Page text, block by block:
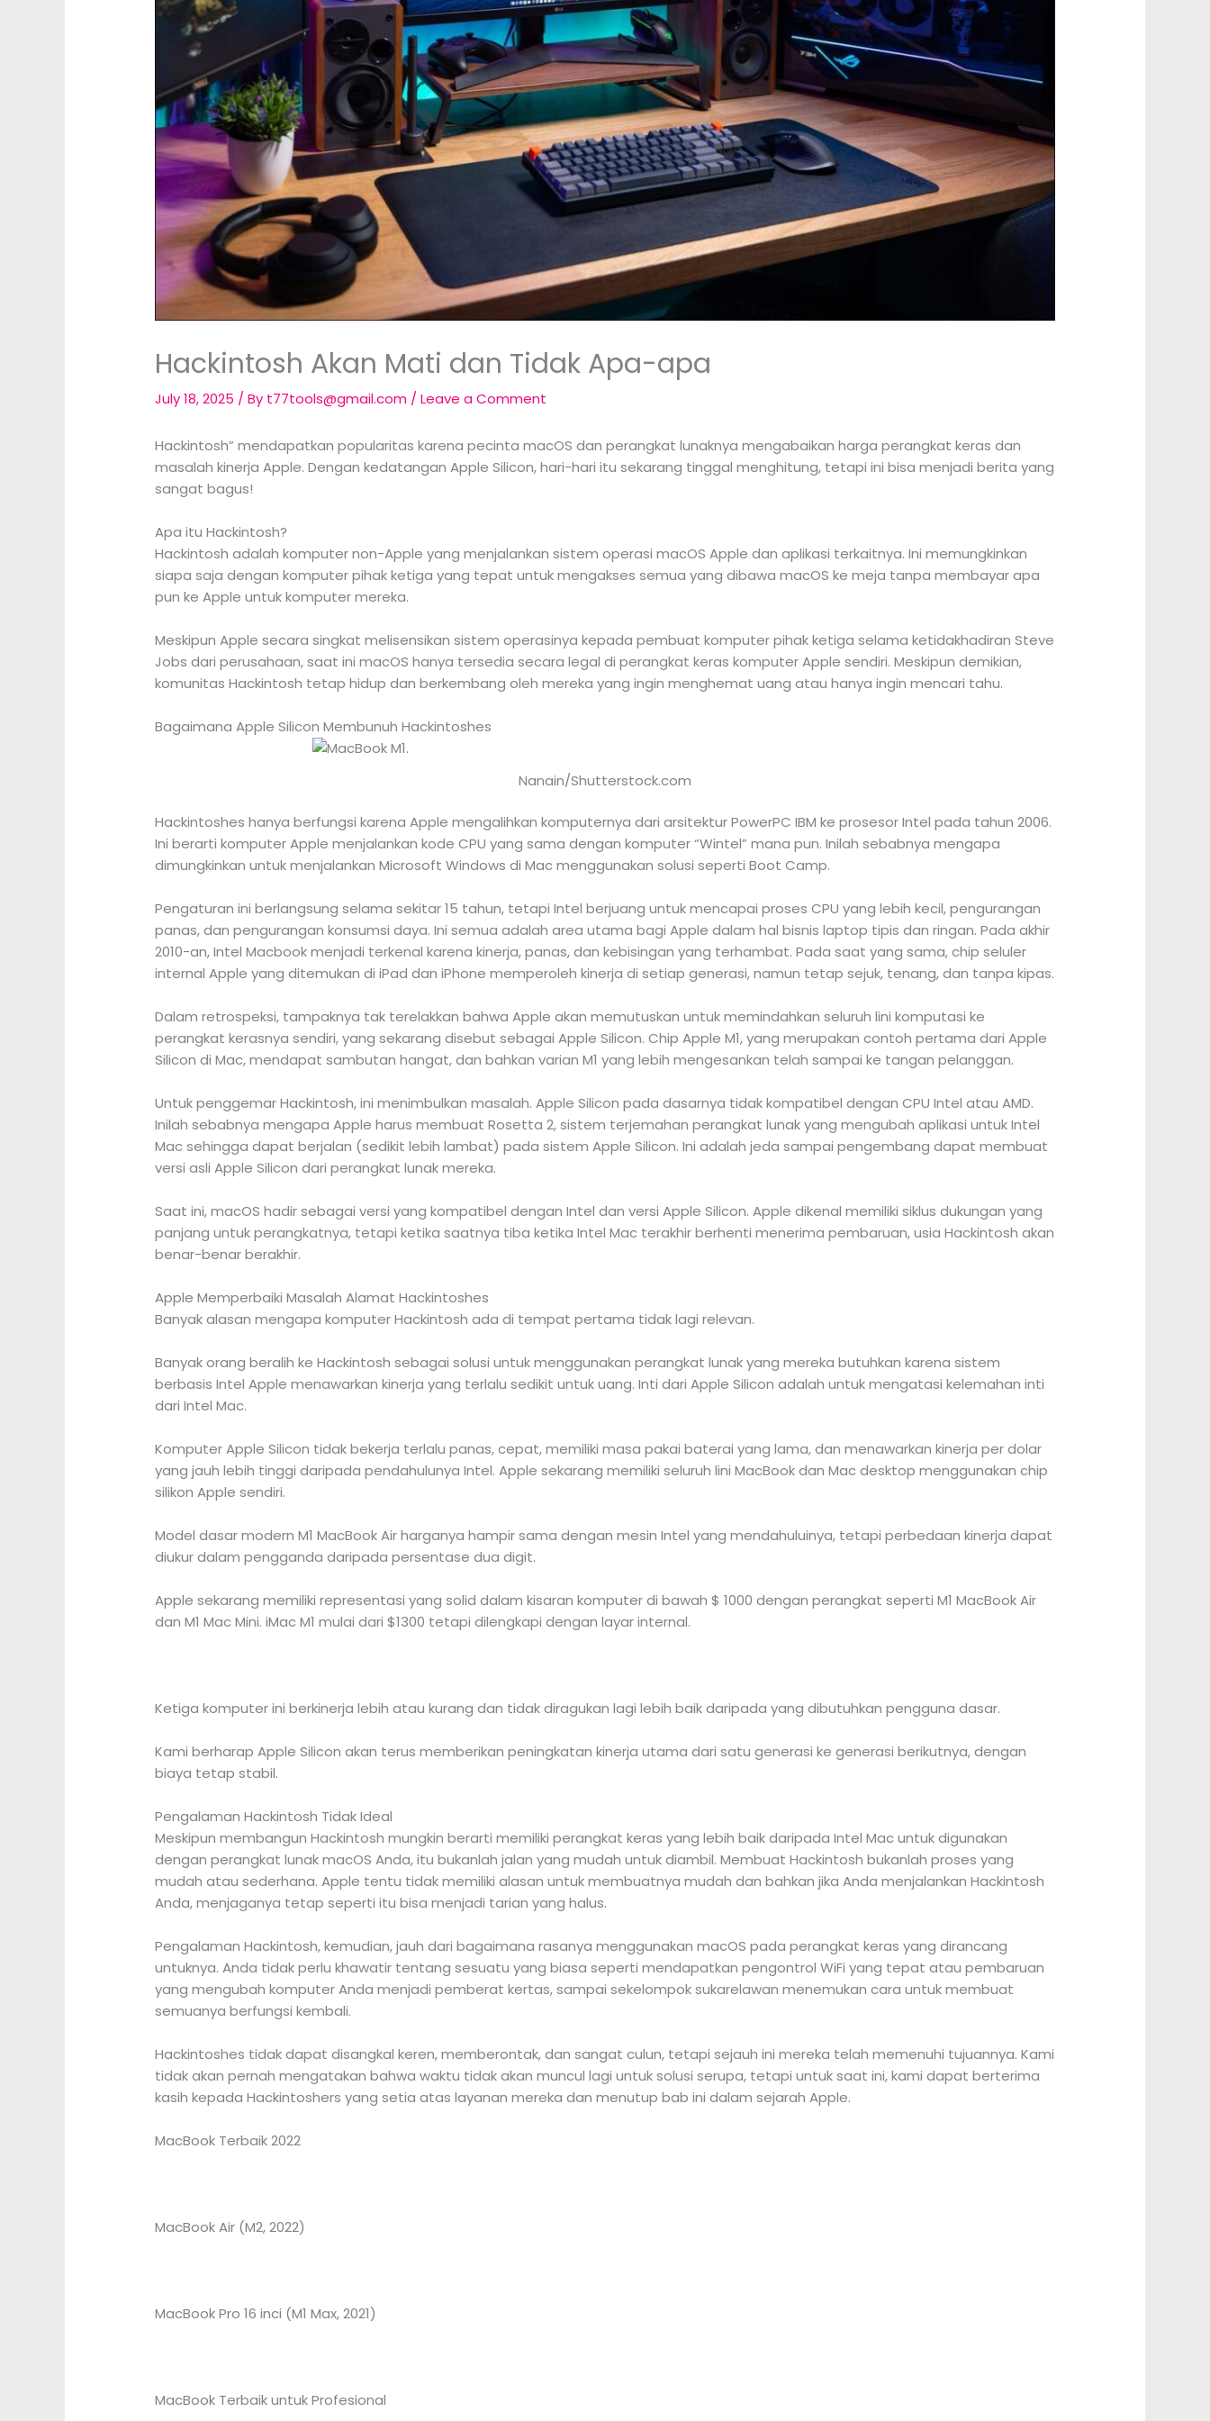
Hackintosh Akan Mati dan Tidak Apa-apa
July 18, 2025 / By t77tools@gmail.com /Leave a Comment
Hackintosh” mendapatkan popularitas karena pecinta macOS dan perangkat lunaknya mengabaikan harga perangkat keras dan
masalah kinerja Apple. Dengan kedatangan Apple Silicon, hari-hari itu sekarang tinggal menghitung, tetapi ini bisa menjadi berita yang
sangat bagus!
Apa itu Hackintosh?
Hackintosh adalah komputer non-Apple yang menjalankan sistem operasi macOS Apple dan aplikasi terkaitnya. Ini memungkinkan
siapa saja dengan komputer pihak ketiga yang tepat untuk mengakses semua yang dibawa macOS ke meja tanpa membayar apa
pun ke Apple untuk komputer mereka.
Meskipun Apple secara singkat melisensikan sistem operasinya kepada pembuat komputer pihak ketiga selama ketidakhadiran Steve
Jobs dari perusahaan, saat ini macOS hanya tersedia secara legal di perangkat keras komputer Apple sendiri. Meskipun demikian,
komunitas Hackintosh tetap hidup dan berkembang oleh mereka yang ingin menghemat uang atau hanya ingin mencari tahu.
Bagaimana Apple Silicon Membunuh Hackintoshes
Nanain/Shutterstock.com
Hackintoshes hanya berfungsi karena Apple mengalihkan komputernya dari arsitektur PowerPC IBM ke prosesor Intel pada tahun 2006.
Ini berarti komputer Apple menjalankan kode CPU yang sama dengan komputer “Wintel” mana pun. Inilah sebabnya mengapa
dimungkinkan untuk menjalankan Microsoft Windows di Mac menggunakan solusi seperti Boot Camp.
Pengaturan ini berlangsung selama sekitar 15 tahun, tetapi Intel berjuang untuk mencapai proses CPU yang lebih kecil, pengurangan
panas, dan pengurangan konsumsi daya. Ini semua adalah area utama bagi Apple dalam hal bisnis laptop tipis dan ringan. Pada akhir
2010-an, Intel Macbook menjadi terkenal karena kinerja, panas, dan kebisingan yang terhambat. Pada saat yang sama, chip seluler
internal Apple yang ditemukan di iPad dan iPhone memperoleh kinerja di setiap generasi, namun tetap sejuk, tenang, dan tanpa kipas.
Dalam retrospeksi, tampaknya tak terelakkan bahwa Apple akan memutuskan untuk memindahkan seluruh lini komputasi ke
perangkat kerasnya sendiri, yang sekarang disebut sebagai Apple Silicon. Chip Apple M1, yang merupakan contoh pertama dari Apple
Silicon di Mac, mendapat sambutan hangat, dan bahkan varian M1 yang lebih mengesankan telah sampai ke tangan pelanggan.
Untuk penggemar Hackintosh, ini menimbulkan masalah. Apple Silicon pada dasarnya tidak kompatibel dengan CPU Intel atau AMD.
Inilah sebabnya mengapa Apple harus membuat Rosetta 2, sistem terjemahan perangkat lunak yang mengubah aplikasi untuk Intel
Mac sehingga dapat berjalan (sedikit lebih lambat) pada sistem Apple Silicon. Ini adalah jeda sampai pengembang dapat membuat
versi asli Apple Silicon dari perangkat lunak mereka.
Saat ini, macOS hadir sebagai versi yang kompatibel dengan Intel dan versi Apple Silicon. Apple dikenal memiliki siklus dukungan yang
panjang untuk perangkatnya, tetapi ketika saatnya tiba ketika Intel Mac terakhir berhenti menerima pembaruan, usia Hackintosh akan
benar-benar berakhir.
Apple Memperbaiki Masalah Alamat Hackintoshes
Banyak alasan mengapa komputer Hackintosh ada di tempat pertama tidak lagi relevan.
Banyak orang beralih ke Hackintosh sebagai solusi untuk menggunakan perangkat lunak yang mereka butuhkan karena sistem
berbasis Intel Apple menawarkan kinerja yang terlalu sedikit untuk uang. Inti dari Apple Silicon adalah untuk mengatasi kelemahan inti
dari Intel Mac.
Komputer Apple Silicon tidak bekerja terlalu panas, cepat, memiliki masa pakai baterai yang lama, dan menawarkan kinerja per dolar
yang jauh lebih tinggi daripada pendahulunya Intel. Apple sekarang memiliki seluruh lini MacBook dan Mac desktop menggunakan chip
silikon Apple sendiri.
Model dasar modern M1 MacBook Air harganya hampir sama dengan mesin Intel yang mendahuluinya, tetapi perbedaan kinerja dapat
diukur dalam pengganda daripada persentase dua digit.
Apple sekarang memiliki representasi yang solid dalam kisaran komputer di bawah $ 1000 dengan perangkat seperti M1 MacBook Air
dan M1 Mac Mini. iMac M1 mulai dari $1300 tetapi dilengkapi dengan layar internal.
Ketiga komputer ini berkinerja lebih atau kurang dan tidak diragukan lagi lebih baik daripada yang dibutuhkan pengguna dasar.
Kami berharap Apple Silicon akan terus memberikan peningkatan kinerja utama dari satu generasi ke generasi berikutnya, dengan
biaya tetap stabil.
Pengalaman Hackintosh Tidak Ideal
Meskipun membangun Hackintosh mungkin berarti memiliki perangkat keras yang lebih baik daripada Intel Mac untuk digunakan
dengan perangkat lunak macOS Anda, itu bukanlah jalan yang mudah untuk diambil. Membuat Hackintosh bukanlah proses yang
mudah atau sederhana. Apple tentu tidak memiliki alasan untuk membuatnya mudah dan bahkan jika Anda menjalankan Hackintosh
Anda, menjaganya tetap seperti itu bisa menjadi tarian yang halus.
Pengalaman Hackintosh, kemudian, jauh dari bagaimana rasanya menggunakan macOS pada perangkat keras yang dirancang
untuknya. Anda tidak perlu khawatir tentang sesuatu yang biasa seperti mendapatkan pengontrol WiFi yang tepat atau pembaruan
yang mengubah komputer Anda menjadi pemberat kertas, sampai sekelompok sukarelawan menemukan cara untuk membuat
semuanya berfungsi kembali.
Hackintoshes tidak dapat disangkal keren, memberontak, dan sangat culun, tetapi sejauh ini mereka telah memenuhi tujuannya. Kami
tidak akan pernah mengatakan bahwa waktu tidak akan muncul lagi untuk solusi serupa, tetapi untuk saat ini, kami dapat berterima
kasih kepada Hackintoshers yang setia atas layanan mereka dan menutup bab ini dalam sejarah Apple.
MacBook Terbaik 2022
MacBook Air (M2, 2022)
MacBook Pro 16 inci (M1 Max, 2021)
MacBook Terbaik untuk Profesional